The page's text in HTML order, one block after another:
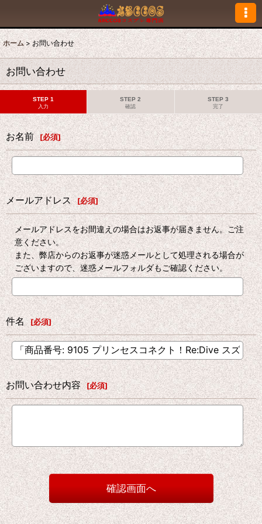
ホーム > お問い合わせ
お問い合わせ
STEP 1
入力
STEP 2
確認
STEP 3
完了
お名前 [必須]
メールアドレス [必須]
メールアドレスをお間違えの場合はお返事が届きません。ご注
意ください。
また、弊店からのお返事が迷惑メールとして処理される場合が
ございますので、迷惑メールフォルダもご確認ください。
件名 [必須]
お問い合わせ内容 [必須]
確認画面へ